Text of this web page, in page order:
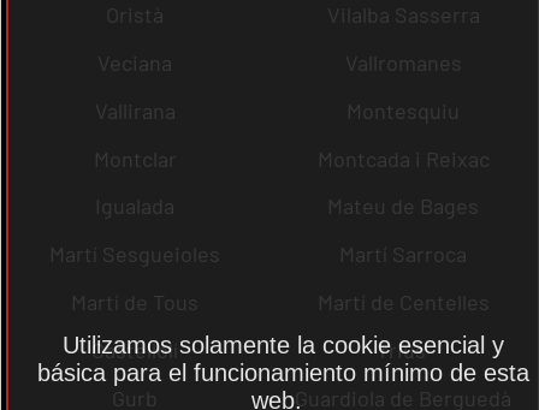
Oristà
Vilalba Sasserra
Veciana
Vallromanes
Vallirana
Montesquiu
Montclar
Montcada i Reixac
Igualada
Mateu de Bages
Martí Sesgueioles
Martí Sarroca
Martí de Tous
Martí de Centelles
Castellolí
rrius
Gurb
Guardiola de Berguedà
Utilizamos solamente la cookie esencial y
básica para el funcionamiento mínimo de esta
web.